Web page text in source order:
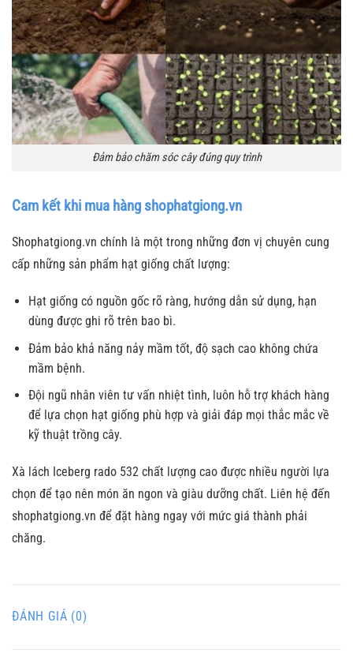
Đảm bảo chăm sóc cây đúng quy trình
Cam kết khi mua hàng shophatgiong.vn
Shophatgiong.vn chính là một trong những đơn vị chuyên cung
cấp những sản phẩm hạt giống chất lượng:
Hạt giống có nguồn gốc rõ ràng, hướng dẫn sử dụng, hạn
dùng được ghi rõ trên bao bì.
Đảm bảo khả năng nảy mầm tốt, độ sạch cao không chứa
mầm bệnh.
Đội ngũ nhân viên tư vấn nhiệt tình, luôn hỗ trợ khách hàng
để lựa chọn hạt giống phù hợp và giải đáp mọi thắc mắc về
kỹ thuật trồng cây.
Xà lách Iceberg rado 532 chất lượng cao được nhiều người lựa
chọn để tạo nên món ăn ngon và giàu dưỡng chất. Liên hệ đến
shophatgiong.vn để đặt hàng ngay với mức giá thành phải
chăng.
ĐÁNH GIÁ (0)